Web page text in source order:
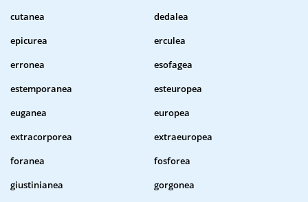
cutanea
dedalea
epicurea
erculea
erronea
esofagea
estemporanea
esteuropea
euganea
europea
extracorporea
extraeuropea
foranea
fosforea
giustinianea
gorgonea